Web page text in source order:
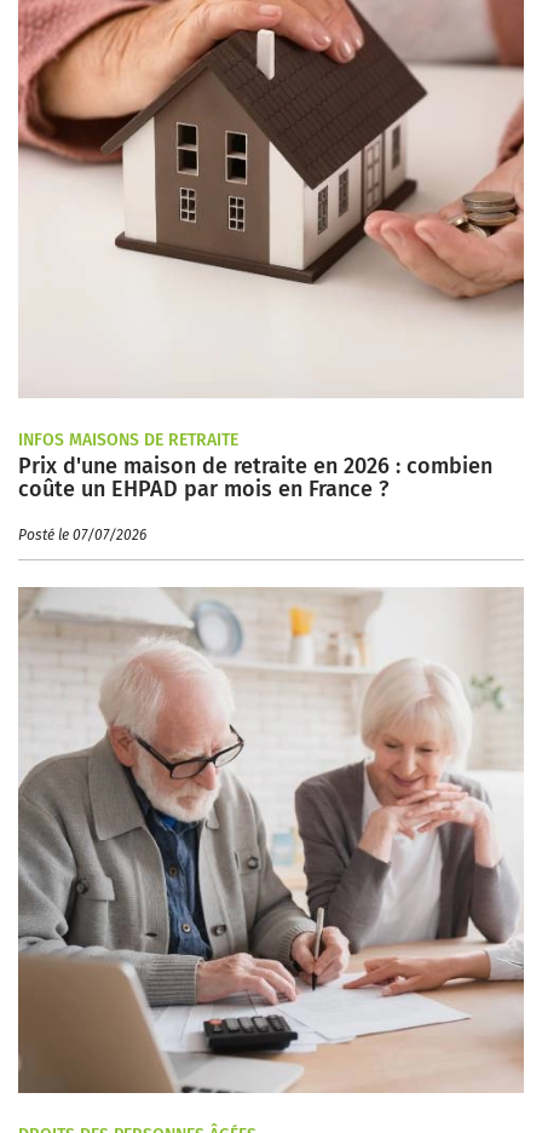
INFOS MAISONS DE RETRAITE
Prix d'une maison de retraite en 2026 : combien
coûte un EHPAD par mois en France ?
Posté le 07/07/2026